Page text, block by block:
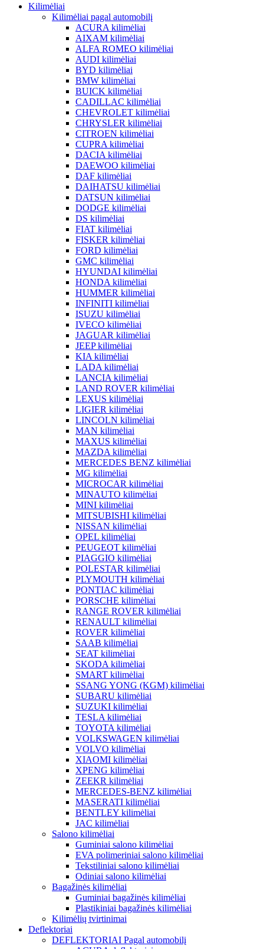
Kilimėliai
Kilimėliai pagal automobilį
ACURA kilimėliai
AIXAM kilimėliai
ALFA ROMEO kilimėliai
AUDI kilimėliai
BYD kilimėliai
BMW kilimėliai
BUICK kilimėliai
CADILLAC kilimėliai
CHEVROLET kilimėliai
CHRYSLER kilimėliai
CITROEN kilimėliai
CUPRA kilimėliai
DACIA kilimėliai
DAEWOO kilimėliai
DAF kilimėliai
DAIHATSU kilimėliai
DATSUN kilimėliai
DODGE kilimėliai
DS kilimėliai
FIAT kilimėliai
FISKER kilimėliai
FORD kilimėliai
GMC kilimėliai
HYUNDAI kilimėliai
HONDA kilimėliai
HUMMER kilimėliai
INFINITI kilimėliai
ISUZU kilimėliai
IVECO kilimėliai
JAGUAR kilimėliai
JEEP kilimėliai
KIA kilimėliai
LADA kilimėliai
LANCIA kilimėliai
LAND ROVER kilimėliai
LEXUS kilimėliai
LIGIER kilimėliai
LINCOLN kilimėliai
MAN kilimėliai
MAXUS kilimėliai
MAZDA kilimėliai
MERCEDES BENZ kilimėliai
MG kilimėliai
MICROCAR kilimėliai
MINAUTO kilimėliai
MINI kilimėliai
MITSUBISHI kilimėliai
NISSAN kilimėliai
OPEL kilimėliai
PEUGEOT kilimėliai
PIAGGIO kilimėliai
POLESTAR kilimėliai
PLYMOUTH kilimėliai
PONTIAC kilimėliai
PORSCHE kilimėliai
RANGE ROVER kilimėliai
RENAULT kilimėliai
ROVER kilimėliai
SAAB kilimėliai
SEAT kilimėliai
SKODA kilimėliai
SMART kilimėliai
SSANG YONG (KGM) kilimėliai
SUBARU kilimėliai
SUZUKI kilimėliai
TESLA kilimėliai
TOYOTA kilimėliai
VOLKSWAGEN kilimėliai
VOLVO kilimėliai
XIAOMI kilimėliai
XPENG kilimėliai
ZEEKR kilimėliai
MERCEDES-BENZ kilimėliai
MASERATI kilimėliai
BENTLEY kilimėliai
JAC kilimėliai
Salono kilimėliai
Guminiai salono kilimėliai
EVA polimeriniai salono kilimėliai
Tekstiliniai salono kilimėliai
Odiniai salono kilimėliai
Bagažinės kilimėliai
Guminiai bagažinės kilimėliai
Plastikiniai bagažinės kilimėliai
Kilimėlių tvirtinimai
Deflektoriai
DEFLEKTORIAI Pagal automobilį